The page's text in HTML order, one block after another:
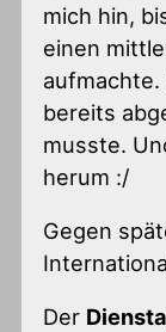
mich hin,
einen
aufmachte.
bereits
musste.
herum :/
Gegen
Der